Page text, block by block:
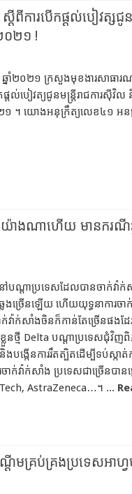
ារបើកផ្ដល់បៀវត្សជូនម
០២១ !
នាំ២០២១ ក្រសួងមុខងារសាធារ
ល់បៀវត្យជូនមន្ត្រីរាជការស៊ីវិល និ
២១ ។ យោងអនុក្រឹត្យលេខ៤១ អ
យ៉ាងណាហើយ មានករណីឆ្
ៅបណ្តាប្រទេសដែលបានចាក់វ៉ា
ច្រើនឡើយ ហើយយុទ្ធនាការច
វ៉ាក់សាំងចិនក៏កាន់តែច្រើនផងដ
ងខ្លួនថ្មី Delta បណ្តាប្រទេសជុំវិ
ងបង្កើនការរឹតត្បិតដើម្បីទប់ស្កាត់
ាក់វ៉ាក់សាំង ប្រទេសជាច្រើនបាន
AstraZeneca…។ ...
គ្រប់គ្រងប្រទេសអាហ្វហ្